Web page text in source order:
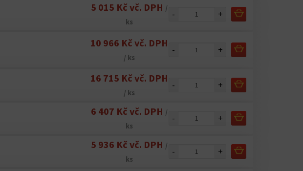
5 015 Kč vč. DPH /
ks
- +
10 966 Kč vč. DPH
/ ks
- +
16 715 Kč vč. DPH
/ ks
- +
6 407 Kč vč. DPH /
ks
- +
5 936 Kč vč. DPH /
ks
- +